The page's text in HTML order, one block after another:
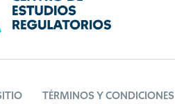
TÉRMINOS Y CONDICIONES